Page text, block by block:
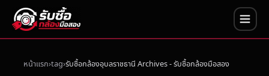
หน้าแรก tag รับซื้อกล้องอุบลราชธานี Archives - รับซื้อกล้องมือสอง